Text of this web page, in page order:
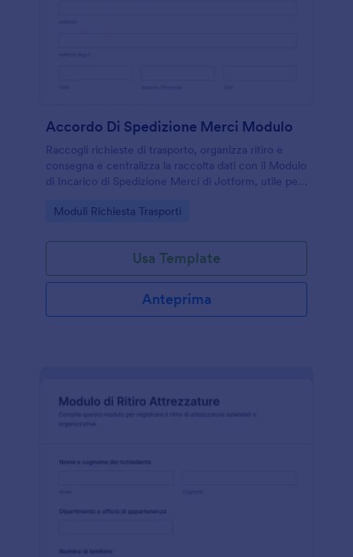
Accordo Di Spedizione Merci Modulo
Raccogli richieste di trasporto, organizza ritiro e
consegna e centralizza la raccolta dati con il Modulo
di Incarico di Spedizione Merci di Jotform, utile per
occasionali o programmate.
Go to Category:
Moduli Richiesta Trasporti
Usa Template
Anteprima